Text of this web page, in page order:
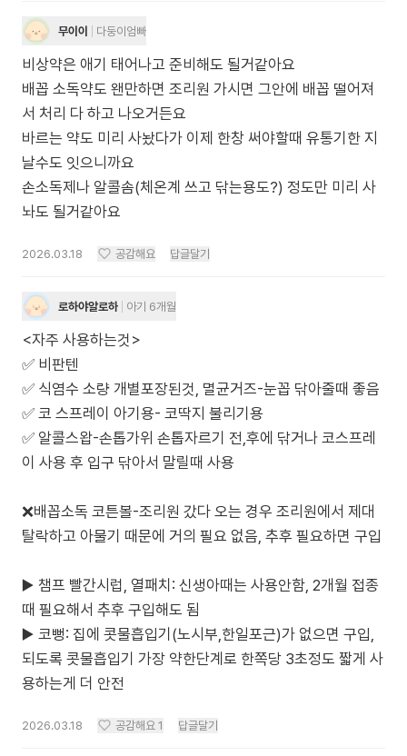
무이이 다둥이엄빠
비상약은 애기 태어나고 준비해도 될거같아요
배꼽 소독약도 왠만하면 조리원 가시면 그안에 배꼽 떨어져
서 처리 다 하고 나오거든요
바르는 약도 미리 사놨다가 이제 한창 써야할때 유통기한 지
날수도 잇으니까요
손소독제나 알콜솜(체온계 쓰고 닦는용도?) 정도만 미리 사
놔도 될거같아요
2026.03.18 공감해요 답글달기
로하야알로하 아기 6개월
<자주 사용하는것>
✅️ 비판텐
✅️ 식염수 소량 개별포장된것, 멸균거즈-눈꼽 닦아줄때 좋음
✅️ 코 스프레이 아기용- 코딱지 불리기용
✅️ 알콜스왑-손톱가위 손톱자르기 전,후에 닦거나 코스프레
이 사용 후 입구 닦아서 말릴때 사용
❌️배꼽소독 코튼볼-조리원 갔다 오는 경우 조리원에서 제대
탈락하고 아물기 때문에 거의 필요 없음, 추후 필요하면 구입
▶️ 챔프 빨간시럽, 열패치: 신생아때는 사용안함, 2개월 접종
때 필요해서 추후 구입해도 됨
▶️ 코뻥: 집에 콧물흡입기(노시부,한일포근)가 없으면 구입,
되도록 콧물흡입기 가장 약한단계로 한쪽당 3초정도 짧게 사
용하는게 더 안전
2026.03.18 공감해요 1 답글달기